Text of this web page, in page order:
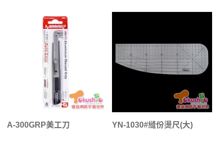
A-300GRP美工刀 YN-1030#縫份燙尺(大)